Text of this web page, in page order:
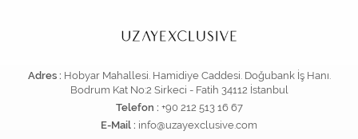
Adres : Hobyar Mahallesi. Hamidiye Caddesi. Doğubank İş Hanı.
Bodrum Kat No:2 Sirkeci - Fatih 34112 İstanbul
Telefon : +90 212 513 16 67
E-Mail : info@uzayexclusive.com